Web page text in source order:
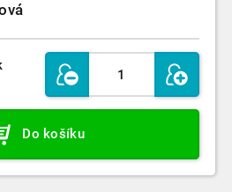
Do košíku